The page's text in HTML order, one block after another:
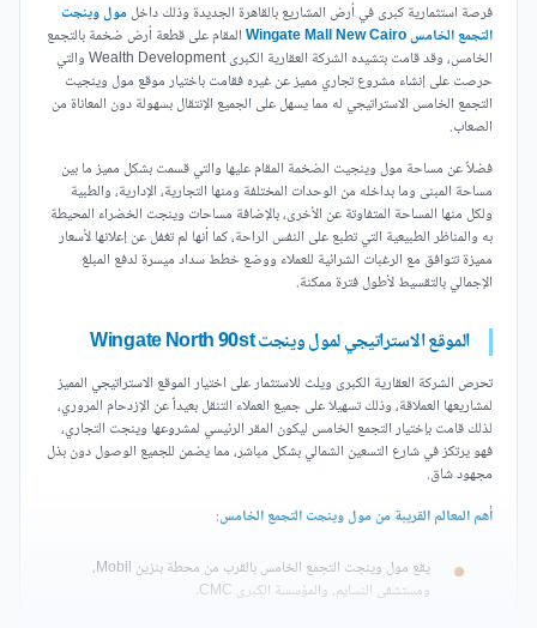
فرصة استثمارية كبرى في أرض المشاريع بالقاهرة الجديدة وذلك داخلمول وينجت
التجمع الخامس Wingate Mall New Cairo
المقام على قطعة أرض ضخمة بالتجمع
الخامس، وقد قامت بتشيده الشركة العقارية الكبرى Wealth Development والتي
حرصت على إنشاء مشروع تجاري مميز عن غيره فقامت باختيار موقع مول وينجيت
التجمع الخامس الاستراتيجي له مما يسهل على الجميع الإنتقال بسهولة دون المعاناة من
الصعاب.
فضلاً عن مساحة مول وينجيت الضخمة المقام عليها والتي قسمت بشكل مميز ما بين
مساحة المبنى وما بداخله من الوحدات المختلفة ومنها التجارية، الإدارية، والطبية
ولكل منها المساحة المتفاوتة عن الأخرى، بالإضافة مساحات وينجت الخضراء المحيطة
به والمناظر الطبيعية التي تطبع على النفس الراحة، كما أنها لم تغفل عن إعلانها لأسعار
مميزة تتوافق مع الرغبات الشرائية للعملاء ووضع خطط سداد ميسرة لدفع المبلغ
الإجمالي بالتقسيط لأطول فترة ممكنة.
الموقع الاستراتيجي لمول وينجت Wingate North 90st
تحرص الشركة العقارية الكبرى ويلث للاستثمار على اختيار الموقع الاستراتيجي المميز
لمشاريعها العملاقة، وذلك تسهيلا على جميع العملاء التنقل بعيداً عن الإزدحام المروري،
لذلك قامت بإختيار التجمع الخامس ليكون المقر الرئيسي لمشروعها وينجت التجاري،
فهو يرتكز في شارع التسعين الشمالي بشكل مباشر، مما يضمن للجميع الوصول دون بذل
مجهود شاق.
أهم المعالم القريبة من مول وينجت التجمع الخامس:
يقع مول وينجت التجمع الخامس بالقرب من محطة بنزين Mobil،
ومستشفى النسايم، والمؤسسة الكبرى CMC.